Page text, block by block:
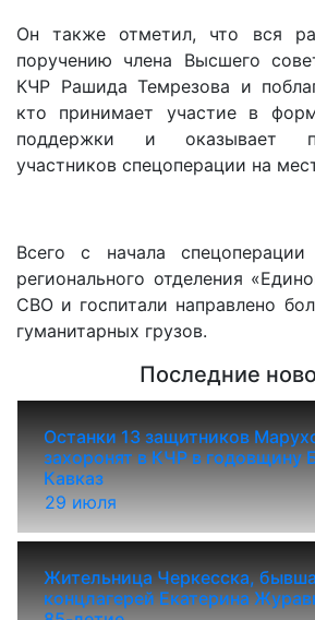
Он также отметил, что вся
поручению члена Высшего
КЧР Рашида Темрезова и
кто принимает участие в
поддержки и оказывает
участников спецоперации на
Всего с начала
регионального отделения
СВО и госпитали направлено
гуманитарных грузов.
Последние
29 июля
Останки 13 защитников
захоронят в КЧР в годовщину
Кавказ
Жительница Черкесска,
концлагерей Екатерина